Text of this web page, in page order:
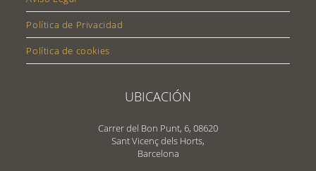
Política de Privacidad
Política de cookies
UBICACIÓN
Carrer del Bon Punt, 6, 08620
Sant Vicenç dels Horts,
Barcelona